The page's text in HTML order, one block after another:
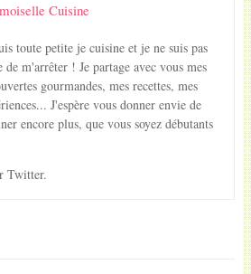
Cuisine
toute petite je cuisine et je ne suis pas
de m'arrêter ! Je partage avec vous mes
gourmandes, mes recettes, mes
J'espère vous donner envie de
encore plus, que vous soyez débutants
Twitter.